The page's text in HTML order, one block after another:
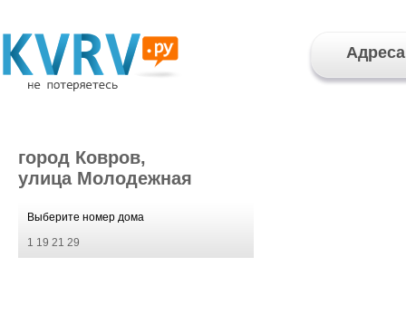
Адреса
город Ковров,
улица Молодежная
Выберите номер дома
1 19 21 29